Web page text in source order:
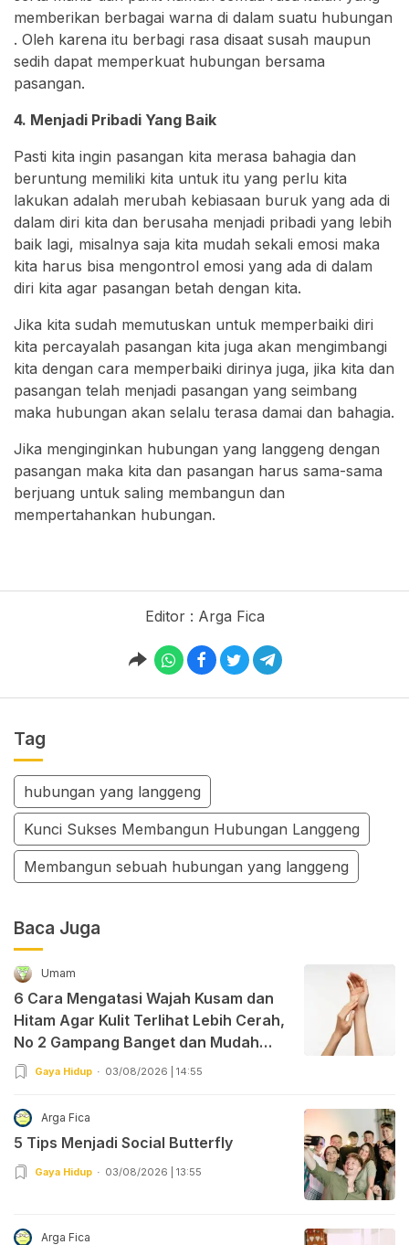
memberikan berbagai warna di dalam suatu hubungan
. Oleh karena itu berbagi rasa disaat susah maupun
sedih dapat memperkuat hubungan bersama
pasangan.
4. Menjadi Pribadi Yang Baik
Pasti kita ingin pasangan kita merasa bahagia dan
beruntung memiliki kita untuk itu yang perlu kita
lakukan adalah merubah kebiasaan buruk yang ada di
dalam diri kita dan berusaha menjadi pribadi yang lebih
baik lagi, misalnya saja kita mudah sekali emosi maka
kita harus bisa mengontrol emosi yang ada di dalam
diri kita agar pasangan betah dengan kita.
Jika kita sudah memutuskan untuk memperbaiki diri
kita percayalah pasangan kita juga akan mengimbangi
kita dengan cara memperbaiki dirinya juga, jika kita dan
pasangan telah menjadi pasangan yang seimbang
maka hubungan akan selalu terasa damai dan bahagia.
Jika menginginkan hubungan yang langgeng dengan
pasangan maka kita dan pasangan harus sama-sama
berjuang untuk saling membangun dan
mempertahankan hubungan.
Editor : Arga Fica
Tag
hubungan yang langgeng
Kunci Sukses Membangun Hubungan Langgeng
Membangun sebuah hubungan yang langgeng
Baca Juga
Umam
6 Cara Mengatasi Wajah Kusam dan
Hitam Agar Kulit Terlihat Lebih Cerah,
No 2 Gampang Banget dan Mudah
Dipraktekkan!
Gaya Hidup 03/08/2026 | 14:55
Arga Fica
5 Tips Menjadi Social Butterfly
Gaya Hidup 03/08/2026 | 13:55
Arga Fica